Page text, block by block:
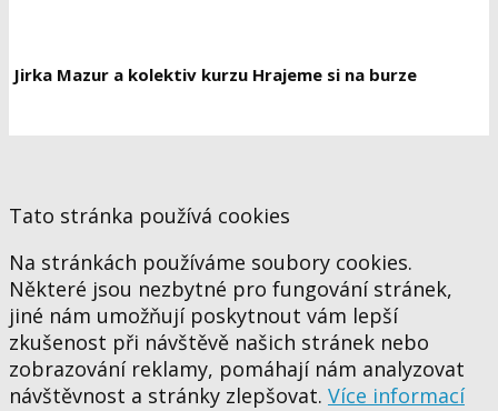
Jirka Mazur a kolektiv kurzu Hrajeme si na burze
Tato stránka používá cookies
Na stránkách používáme soubory cookies.
Některé jsou nezbytné pro fungování stránek,
jiné nám umožňují poskytnout vám lepší
zkušenost při návštěvě našich stránek nebo
zobrazování reklamy, pomáhají nám analyzovat
návštěvnost a stránky zlepšovat. Více informací